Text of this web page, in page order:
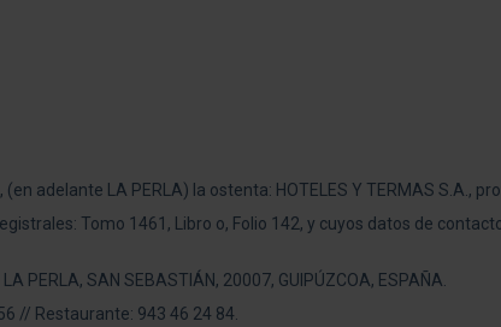
adelante LA PERLA) la ostenta: HOTELES Y TERMAS S.A.,
Tomo 1461, Libro o, Folio 142, y cuyos datos de
PERLA, SAN SEBASTIÁN, 20007, GUIPÚZCOA, ESPAÑA.
// Restaurante: 943 46 24 84.